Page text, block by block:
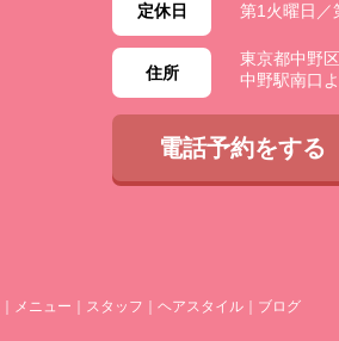
定休日 第1火曜日／
住所
東京都中野
中野駅南口
電話予約をする
メニュー スタッフ ヘアスタイル ブログ